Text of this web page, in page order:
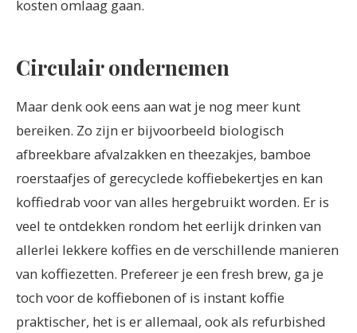
kosten omlaag gaan.
Circulair ondernemen
Maar denk ook eens aan wat je nog meer kunt
bereiken. Zo zijn er bijvoorbeeld biologisch
afbreekbare afvalzakken en theezakjes, bamboe
roerstaafjes of gerecyclede koffiebekertjes en kan
koffiedrab voor van alles hergebruikt worden. Er is
veel te ontdekken rondom het eerlijk drinken van
allerlei lekkere koffies en de verschillende manieren
van koffiezetten. Prefereer je een fresh brew, ga je
toch voor de koffiebonen of is instant koffie
praktischer, het is er allemaal, ook als refurbished